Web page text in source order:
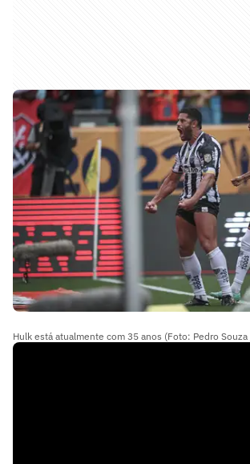
Hulk está atualmente com 35 anos (Foto: Pedro